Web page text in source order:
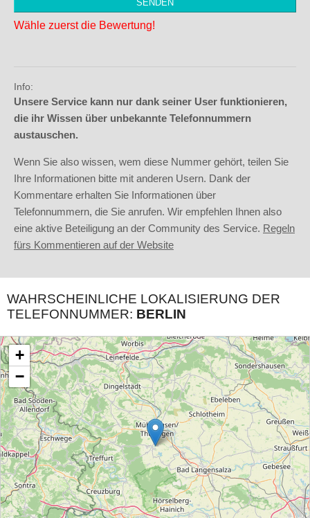
Wähle zuerst die Bewertung!
Info:
Unsere Service kann nur dank seiner User funktionieren,
die ihr Wissen über unbekannte Telefonnummern
austauschen.
Wenn Sie also wissen, wem diese Nummer gehört, teilen Sie
Ihre Informationen bitte mit anderen Usern. Dank der
Kommentare erhalten Sie Informationen über
Telefonnummern, die Sie anrufen. Wir empfehlen Ihnen also
eine aktive Beteiligung an der Community des Service. Regeln
fürs Kommentieren auf der Website
WAHRSCHEINLICHE LOKALISIERUNG DER
TELEFONNUMMER: BERLIN